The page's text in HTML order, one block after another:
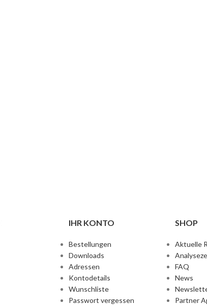
IHR KONTO
Bestellungen
Downloads
Adressen
Kontodetails
Wunschliste
Passwort vergessen
SHOP
Aktuelle
FAQ
News
Partner